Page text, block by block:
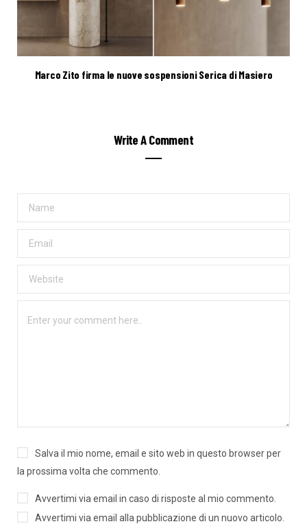
Marco Zito firma le nuove sospensioni Serica di Masiero
Write A Comment
Salva il mio nome, email e sito web in questo browser per
la prossima volta che commento.
Avvertimi via email in caso di risposte al mio commento.
Avvertimi via email alla pubblicazione di un nuovo articolo.